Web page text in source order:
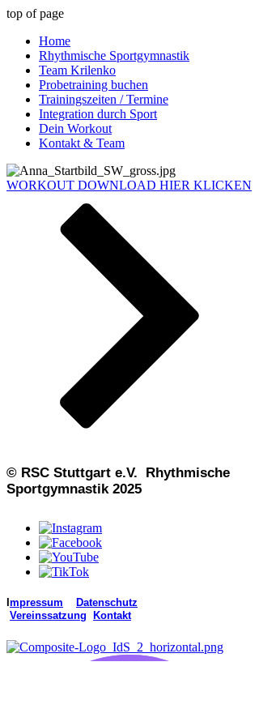
top of page
Home
Rhythmische Sportgymnastik
Team Krilenko
Probetraining buchen
Trainingszeiten / Termine
Integration durch Sport
Dein Workout
Kontakt & Team
WORKOUT DOWNLOAD HIER KLICKEN
© RSC Stuttgart e.V. Rhythmische
Sportgymnastik 2025
mpressum
Datenschutz
Vereinssatzung
Kontakt